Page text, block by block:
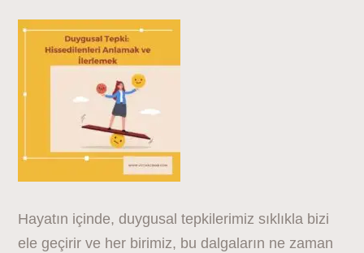
Hayatın içinde, duygusal tepkilerimiz sıklıkla bizi
ele geçirir ve her birimiz, bu dalgaların ne zaman